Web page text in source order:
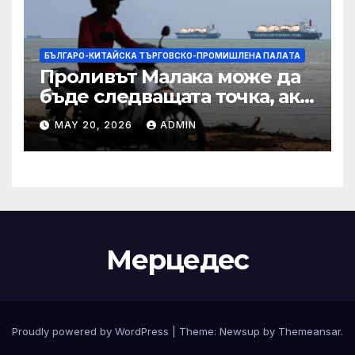
БЪЛГАРО-КИТАЙСКА ТЪРГОВСКО-ПРОМИШЛЕНА ПАЛAТА
Проливът Малака може да
бъде следващата точка, ако
Азия не внимава
MAY 20, 2026 ADMIN
Мерцедес
Proudly powered by WordPress Theme: Newsup by Themeansar.